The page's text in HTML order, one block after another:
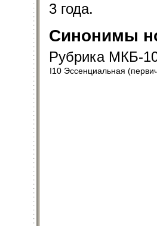
3 года.
Синонимы
Рубрика МКБ-
I10 Эссенциальная